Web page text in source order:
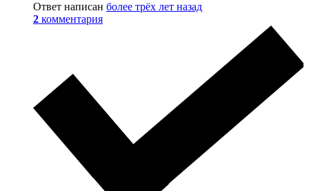
Ответ написан более трёх лет назад
2 комментария